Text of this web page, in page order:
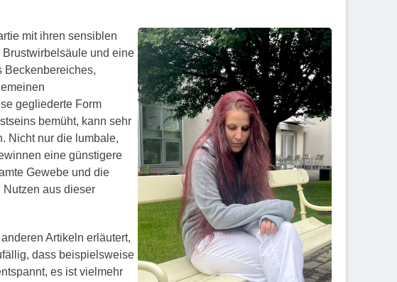
mit ihren sensiblen
und eine
Beckenbereiches,
gegliederte Form
bemüht, kann sehr
Nicht nur die lumbale,
eine günstigere
Gewebe und die
aus dieser
Artikeln erläutert,
dass beispielsweise
es ist vielmehr